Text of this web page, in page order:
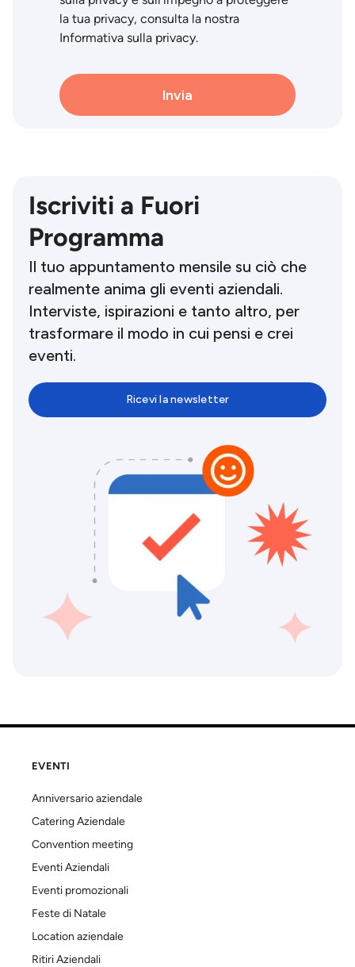
la tua privacy, consulta la nostra
Informativa sulla privacy.
Iscriviti a Fuori
Programma
Il tuo appuntamento mensile su ciò che
realmente anima gli eventi aziendali.
Interviste, ispirazioni e tanto altro, per
trasformare il modo in cui pensi e crei
eventi.
Ricevi la newsletter
EVENTI
Anniversario aziendale
Catering Aziendale
Convention meeting
Eventi Aziendali
Eventi promozionali
Feste di Natale
Location aziendale
Ritiri Aziendali